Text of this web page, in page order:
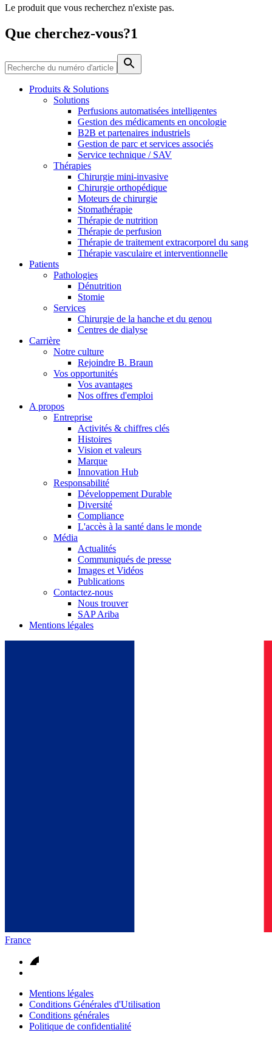
Catalogue de produits
Trouvez le produit que vous recherchez. Visitez le catalogue
de produits B. Braun avec notre portefeuille complet.
Média
Contactez-nous
Pôle d’innovation
Stimulons ensemble l’innovation dans la technologie
médicale. Apprenez-en plus sur notre centre d’innovation et
présentez votre idée.
En dialogue avec B. Braun. Contactez-nous.
Le produit que vous recherchez n'existe pas.
Que cherchez-vous?1
Produits & Solutions
Solutions
Perfusions automatisées intelligentes
Gestion des médicaments en oncologie
B2B et partenaires industriels
Gestion de parc et services associés
Service technique / SAV
Thérapies
Chirurgie mini-invasive
Chirurgie orthopédique
Moteurs de chirurgie
Stomathérapie
Thérapie de nutrition
Thérapie de perfusion
Thérapie de traitement extracorporel du sang
Thérapie vasculaire et interventionnelle
Patients
Pathologies
Dénutrition
Stomie
Services
Chirurgie de la hanche et du genou
Centres de dialyse
Carrière
Notre culture
Rejoindre B. Braun
Vos opportunités
Vos avantages
Nos offres d'emploi
A propos
Entreprise
Activités & chiffres clés
Histoires
Vision et valeurs
Marque
Innovation Hub
Responsabilité
Développement Durable
Diversité
Compliance
L'accès à la santé dans le monde
Média
Actualités
Communiqués de presse
Images et Vidéos
Publications
Contactez-nous
Nous trouver
SAP Ariba
Mentions légales
France
Mentions légales
Conditions Générales d'Utilisation
Conditions générales
Politique de confidentialité